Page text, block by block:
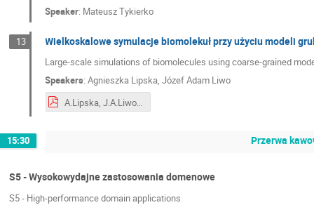
Speaker: Mateusz Tykierko
13 Wielkoskalowe symulacje biomolekuł przy użyciu modeli
Large-scale simulations of biomolecules using coarse-grained
Speakers:Agnieszka Lipska,Józef Adam Liwo
A.Lipska, J.A.Liwo-Wielkoskalowe symulacje biomolekuł przy użzyciu modeli gruboziarnistych.pdf
15:30 Przerwa
S5 - Wysokowydajne zastosowania domenowe
S5 - High-performance domain applications